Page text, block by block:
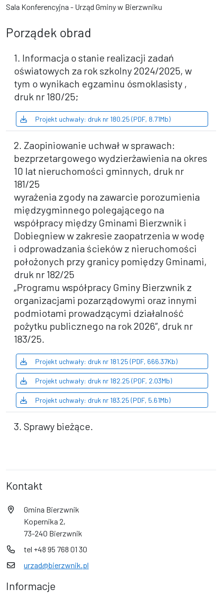
Sala Konferencyjna - Urząd Gminy w Bierzwniku
Porządek obrad
1. Informacja o stanie realizacji zadań
oświatowych za rok szkolny 2024/2025, w
tym o wynikach egzaminu ósmoklasisty ,
druk nr 180/25;
Projekt uchwały: druk nr 180.25 (PDF, 8.71Mb)
2. Zaopiniowanie uchwał w sprawach:
bezprzetargowego wydzierżawienia na okres
10 lat nieruchomości gminnych, druk nr
181/25
wyrażenia zgody na zawarcie porozumienia
międzygminnego polegającego na
współpracy między Gminami Bierzwnik i
Dobiegniew w zakresie zaopatrzenia w wodę
i odprowadzania ścieków z nieruchomości
położonych przy granicy pomiędzy Gminami,
druk nr 182/25
„Programu współpracy Gminy Bierzwnik z
organizacjami pozarządowymi oraz innymi
podmiotami prowadzącymi działalność
pożytku publicznego na rok 2026”, druk nr
183/25.
Projekt uchwały: druk nr 181.25 (PDF, 666.37Kb)
Projekt uchwały: druk nr 182.25 (PDF, 2.03Mb)
Projekt uchwały: druk nr 183.25 (PDF, 5.61Mb)
3. Sprawy bieżące.
Kontakt
Gmina Bierzwnik
Kopernika 2,
73-240 Bierzwnik
tel +48 95 768 01 30
urzad@bierzwnik.pl
Informacje